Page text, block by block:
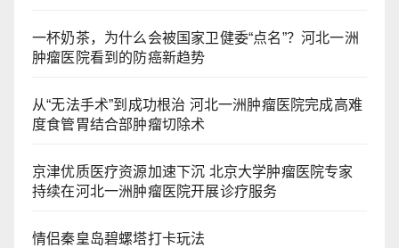
一杯奶茶，为什么会被国家卫健委“点名”？河北一洲
肿瘤医院看到的防癌新趋势
从“无法手术”到成功根治 河北一洲肿瘤医院完成高难
度食管胃结合部肿瘤切除术
京津优质医疗资源加速下沉 北京大学肿瘤医院专家
持续在河北一洲肿瘤医院开展诊疗服务
情侣秦皇岛碧螺塔打卡玩法